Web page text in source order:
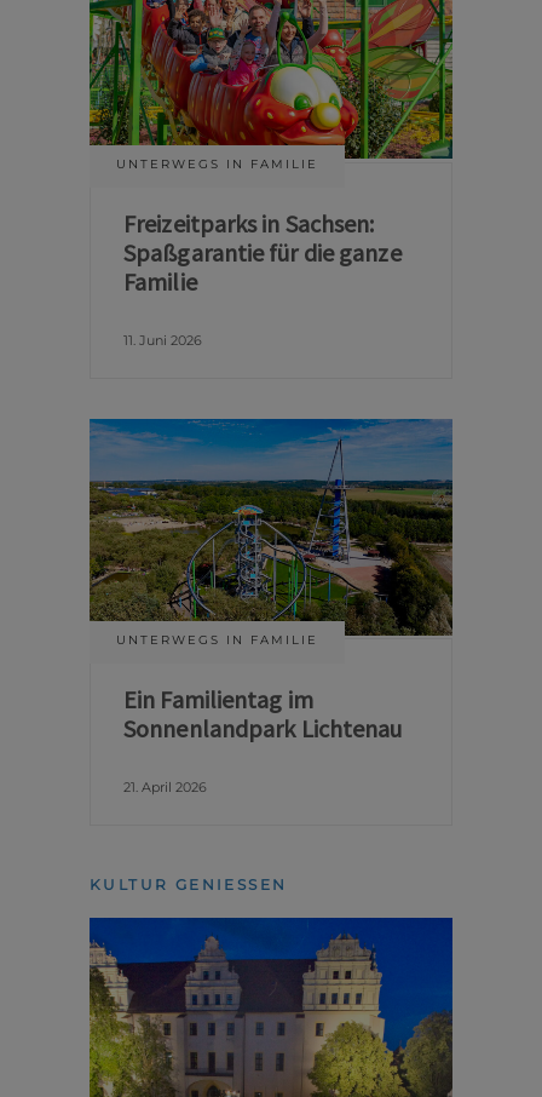
UNTERWEGS IN FAMILIE
Freizeitparks in Sachsen:
Spaßgarantie für die ganze
Familie
11. Juni 2026
UNTERWEGS IN FAMILIE
Ein Familientag im
Sonnenlandpark Lichtenau
21. April 2026
KULTUR GENIESSEN